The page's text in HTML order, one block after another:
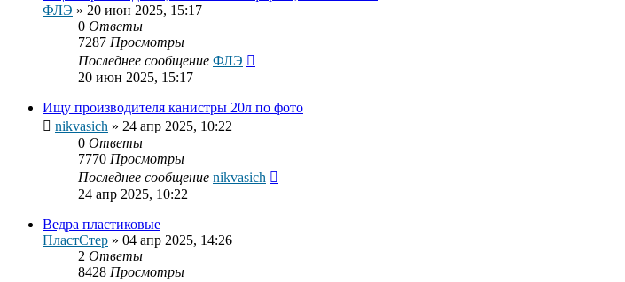
ФЛЭ » 20 июн 2025, 15:17
0 Ответы
7287 Просмотры
Последнее сообщение ФЛЭ
20 июн 2025, 15:17
Ищу производителя канистры 20л по фото
nikvasich » 24 апр 2025, 10:22
0 Ответы
7770 Просмотры
Последнее сообщение nikvasich
24 апр 2025, 10:22
Ведра пластиковые
ПластСтер » 04 апр 2025, 14:26
2 Ответы
8428 Просмотры